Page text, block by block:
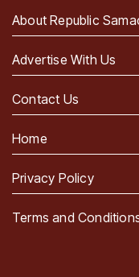
About Republic
Advertise With Us
Contact Us
Home
Privacy Policy
Terms and